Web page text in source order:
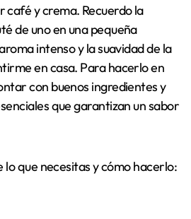
y crema. Recuerdo la
de uno en una pequeña
intenso y la suavidad de la
en casa. Para hacerlo en
con buenos ingredientes y
que garantizan un sabor
lo que necesitas y cómo hacerlo: